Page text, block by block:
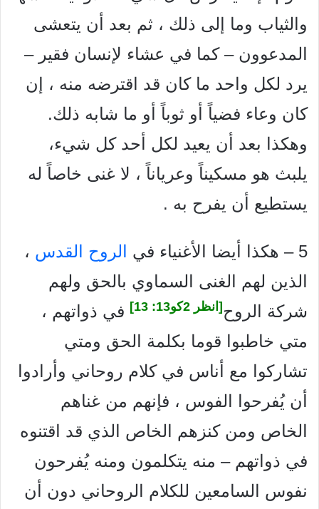
والثياب وما إلى ذلك ، ثم بعد أن يتعشى
المدعوون – كما في عشاء لإنسان فقير –
يرد لكل واحد ما كان قد اقترضه منه ، إن
كان وعاء فضياً أو ثوباً أو ما شابه ذلك.
وهكذا بعد أن يعيد لكل أحد كل شيء،
يلبث هو مسكيناً وعرياناً ، لا غنى خاصاً له
يستطيع أن يفرح به .
5 – هكذا أيضا الأغنياء في الروح القدس ،
الذين لهم الغنى السماوي بالحق ولهم
شركة الروح [انظر 2كو13: 13]
في ذواتهم ،
متي خاطبوا قوما بكلمة الحق ومتي
تشاركوا مع أناس في كلام روحاني وأرادوا
أن يُفرحوا الفوس ، فإنهم من غناهم
الخاص ومن كنزهم الخاص الذي قد اقتنوه
في ذواتهم – منه يتكلمون ومنه يُفرحون
نفوس السامعين للكلام الروحاني دون أن